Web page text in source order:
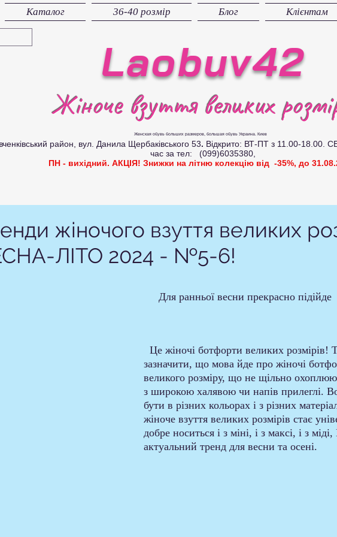
Каталог 36-40 розмір Блог Клієнтам
Laobuv42
Жіноче взуття великих
Женская обувь больших размеров, большая обувь Украина. Киев
район, вул. Данила Щербаківського 53. Відкрито: ВТ-ПТ з 11.00-18.00.
час за тел: (099)6035380,
ПН - вихідний. АКЦІЯ! Знижки на літню колекцію від -35%, до
жіночого взуття великих
ЛІТО 2024 - №5-6!
Для ранньої весни прекрасно
зазначити, що мова йде про жіночі
великого розміру, що не щільно
з широкою халявою чи напів прилеглі.
бути в різних кольорах і з різних
жіноче взуття великих розмірів стає
добре носиться і з міні, і з максі, і з
актуальний тренд для весни та осені.